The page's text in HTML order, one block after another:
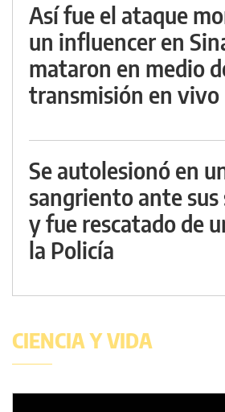
Así fue el ataque
un influencer en
mataron en medio
transmisión en vivo
Se autolesionó en
sangriento ante sus
y fue rescatado de
la Policía
CIENCIA Y VIDA